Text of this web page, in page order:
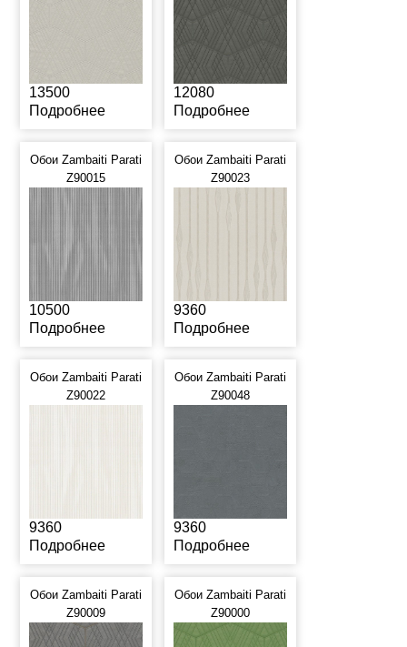
13500
Подробнее
12080
Подробнее
Обои Zambaiti Parati
Z90015
10500
Подробнее
Обои Zambaiti Parati
Z90023
9360
Подробнее
Обои Zambaiti Parati
Z90022
9360
Подробнее
Обои Zambaiti Parati
Z90048
9360
Подробнее
Обои Zambaiti Parati
Z90009
Обои Zambaiti Parati
Z90000